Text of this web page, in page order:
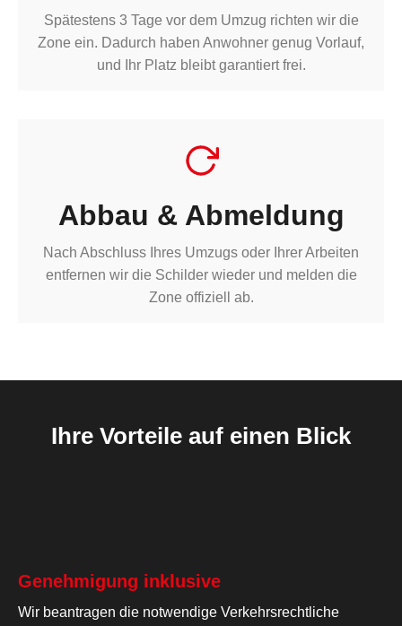
Spätestens 3 Tage vor dem Umzug richten wir die
Zone ein. Dadurch haben Anwohner genug Vorlauf,
und Ihr Platz bleibt garantiert frei.
Abbau & Abmeldung
Nach Abschluss Ihres Umzugs oder Ihrer Arbeiten
entfernen wir die Schilder wieder und melden die
Zone offiziell ab.
Ihre Vorteile auf einen Blick
Genehmigung inklusive
Wir beantragen die notwendige Verkehrsrechtliche